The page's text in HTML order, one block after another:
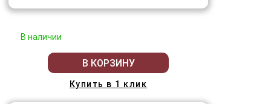
В наличии
В КОРЗИНУ
Купить в 1 клик